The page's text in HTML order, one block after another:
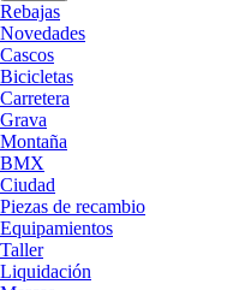
Rebajas
Novedades
Cascos
Bicicletas
Carretera
Grava
Montaña
BMX
Ciudad
Piezas de recambio
Equipamientos
Taller
Liquidación